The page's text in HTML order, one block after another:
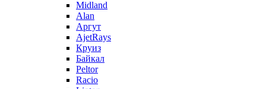
Midland
Alan
Аргут
AjetRays
Круиз
Байкал
Peltor
Racio